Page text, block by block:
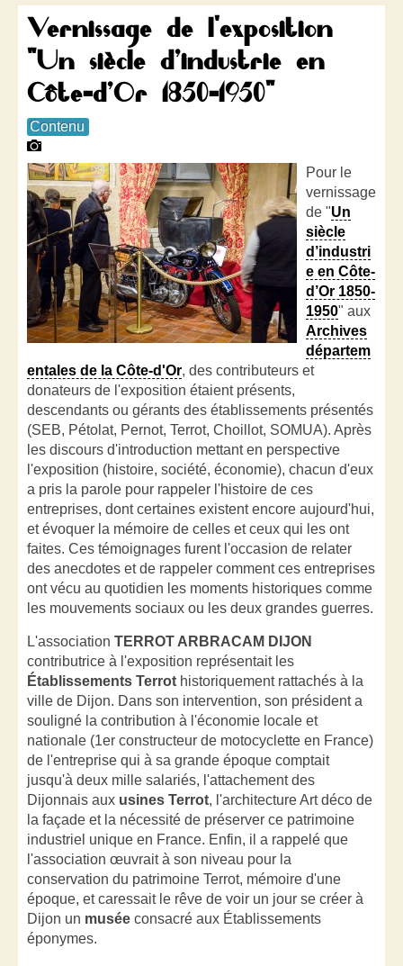
Vernissage de l'exposition
"Un siècle d’industrie en
Côte-d’Or 1850-1950"
Contenu
Pour le
vernissage
de "Un
siècle
d’industri
e en Côte-
d’Or 1850-
1950" aux
Archives
départem
entales de la Côte-d'Or, des contributeurs et
donateurs de l'exposition étaient présents,
descendants ou gérants des établissements présentés
(SEB, Pétolat, Pernot, Terrot, Choillot, SOMUA). Après
les discours d'introduction mettant en perspective
l'exposition (histoire, société, économie), chacun d'eux
a pris la parole pour rappeler l'histoire de ces
entreprises, dont certaines existent encore aujourd'hui,
et évoquer la mémoire de celles et ceux qui les ont
faites. Ces témoignages furent l'occasion de relater
des anecdotes et de rappeler comment ces entreprises
ont vécu au quotidien les moments historiques comme
les mouvements sociaux ou les deux grandes guerres.
L'association TERROT ARBRACAM DIJON
contributrice à l'exposition représentait les
Établissements Terrot historiquement rattachés à la
ville de Dijon. Dans son intervention, son président a
souligné la contribution à l'économie locale et
nationale (1er constructeur de motocyclette en France)
de l'entreprise qui à sa grande époque comptait
jusqu'à deux mille salariés, l'attachement des
Dijonnais aux usines Terrot, l'architecture Art déco de
la façade et la nécessité de préserver ce patrimoine
industriel unique en France. Enfin, il a rappelé que
l'association œuvrait à son niveau pour la
conservation du patrimoine Terrot, mémoire d'une
époque, et caressait le rêve de voir un jour se créer à
Dijon un musée consacré aux Établissements
éponymes.